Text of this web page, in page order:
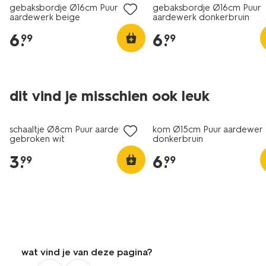
gebaksbordje Ø16cm Puur
aardewerk beige
6.
99
gebaksbordje Ø16cm Puur
aardewerk donkerbruin
6.
99
dit vind je misschien ook leuk
2+1 gratis
schaaltje Ø8cm Puur aardewerk
gebroken wit
3.
99
2+1 gratis
kom Ø15cm Puur
donkerbruin
6.
99
wat vind je van deze pagina?